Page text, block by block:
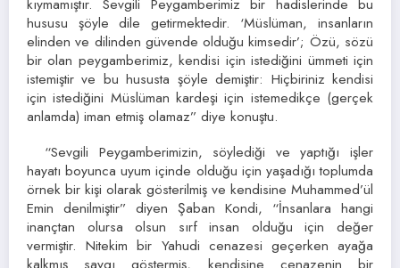
hususu şöyle dile getirmektedir. ‘Müslüman, insanların
elinden ve dilinden güvende olduğu kimsedir’; Özü, sözü
bir olan peygamberimiz, kendisi için istediğini ümmeti için
istemiştir ve bu hususta şöyle demiştir: Hiçbiriniz kendisi
için istediğini Müslüman kardeşi için istemedikçe (gerçek
anlamda) iman etmiş olamaz” diye konuştu.
“Sevgili Peygamberimizin, söylediği ve yaptığı işler
hayatı boyunca uyum içinde olduğu için yaşadığı toplumda
örnek bir kişi olarak gösterilmiş ve kendisine Muhammed’ül
Emin denilmiştir” diyen Şaban Kondi, “İnsanlara hangi
inançtan olursa olsun sırf insan olduğu için değer
vermiştir. Nitekim bir Yahudi cenazesi geçerken ayağa